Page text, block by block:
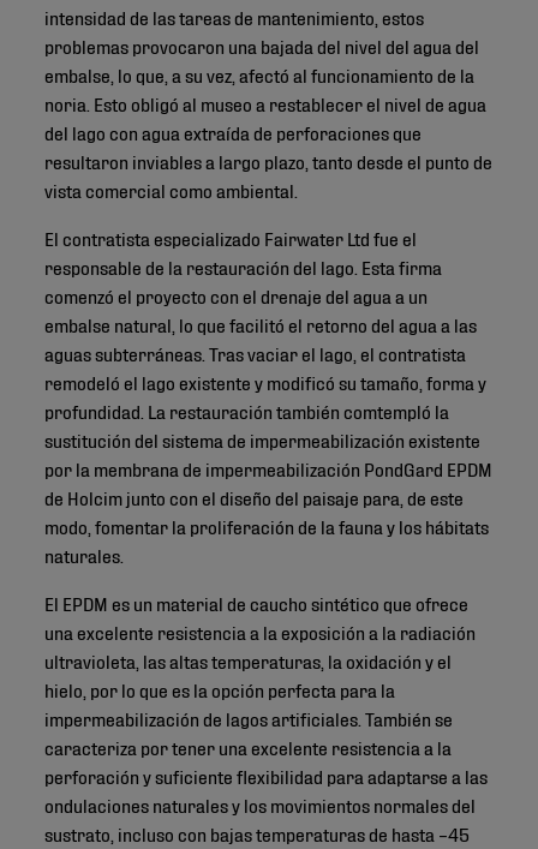
intensidad de las tareas de mantenimiento, estos
problemas provocaron una bajada del nivel del agua del
embalse, lo que, a su vez, afectó al funcionamiento de la
noria. Esto obligó al museo a restablecer el nivel de agua
del lago con agua extraída de perforaciones que
resultaron inviables a largo plazo, tanto desde el punto de
vista comercial como ambiental.
El contratista especializado Fairwater Ltd fue el
responsable de la restauración del lago. Esta firma
comenzó el proyecto con el drenaje del agua a un
embalse natural, lo que facilitó el retorno del agua a las
aguas subterráneas. Tras vaciar el lago, el contratista
remodeló el lago existente y modificó su tamaño, forma y
profundidad. La restauración también comtempló la
sustitución del sistema de impermeabilización existente
por la membrana de impermeabilización PondGard EPDM
de Holcim junto con el diseño del paisaje para, de este
modo, fomentar la proliferación de la fauna y los hábitats
naturales.
El EPDM es un material de caucho sintético que ofrece
una excelente resistencia a la exposición a la radiación
ultravioleta, las altas temperaturas, la oxidación y el
hielo, por lo que es la opción perfecta para la
impermeabilización de lagos artificiales. También se
caracteriza por tener una excelente resistencia a la
perforación y suficiente flexibilidad para adaptarse a las
ondulaciones naturales y los movimientos normales del
sustrato, incluso con bajas temperaturas de hasta –45